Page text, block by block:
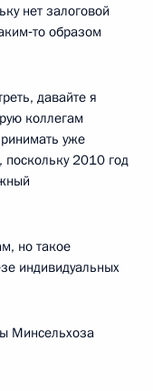
нет залоговой
образом
давайте я
коллегам
уже
2010 год
но такое
индивидуальных
Минсельхоза